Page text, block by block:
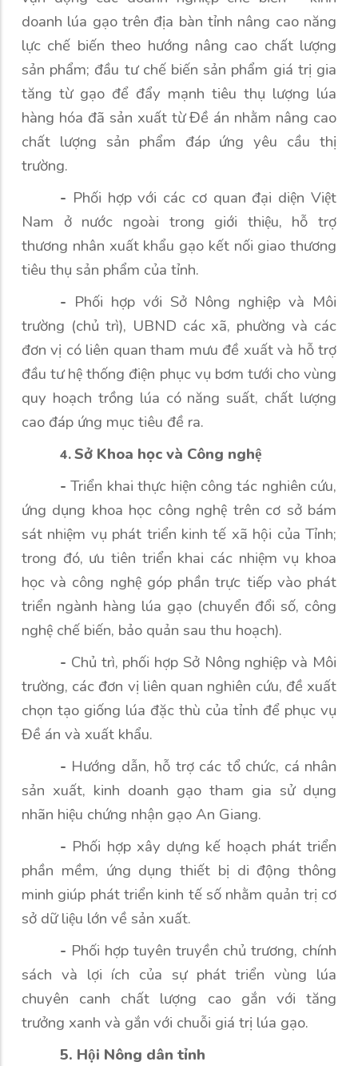
doanh lúa gạo trên địa bàn tỉnh nâng cao năng
lực chế biến theo hướng nâng cao chất lượng
sản phẩm; đầu tư chế biến sản phẩm giá trị gia
tăng từ gạo để đẩy mạnh tiêu thụ lượng lúa
hàng hóa đã sản xuất từ Đề án nhằm nâng cao
chất lượng sản phẩm đáp ứng yêu cầu thị
trường.
- Phối hợp với các cơ quan đại diện Việt
Nam ở nước ngoài trong giới thiệu, hỗ trợ
thương nhân xuất khẩu gạo kết nối giao thương
tiêu thụ sản phẩm của tỉnh.
- Phối hợp với Sở Nông nghiệp và Môi
trường (chủ trì), UBND các xã, phường và các
đơn vị có liên quan tham mưu đề xuất và hỗ trợ
đầu tư hệ thống điện phục vụ bơm tưới cho vùng
quy hoạch trồng lúa có năng suất, chất lượng
cao đáp ứng mục tiêu đề ra.
4.Sở Khoa học và Công nghệ
-Triển khai thực hiện công tác nghiên cứu,
ứng dụng khoa học công nghệ trên cơ sở bám
sát nhiệm vụ phát triển kinh tế xã hội của Tỉnh;
trong đó, ưu tiên triển khai các nhiệm vụ khoa
học và công nghệ góp phần trực tiếp vào phát
triển ngành hàng lúa gạo (chuyển đổi số, công
nghệ chế biến, bảo quản sau thu hoạch).
- Chủ trì, phối hợp Sở Nông nghiệp và Môi
trường, các đơn vị liên quan nghiên cứu, đề xuất
chọn tạo giống lúa đặc thù của tỉnh để phục vụ
Đề án và xuất khẩu.
- Hướng dẫn, hỗ trợ các tổ chức, cá nhân
sản xuất, kinh doanh gạo tham gia sử dụng
nhãn hiệu chứng nhận gạo An Giang.
- Phối hợp xây dựng kế hoạch phát triển
phần mềm, ứng dụng thiết bị di động thông
minh giúp phát triển kinh tế số nhằm quản trị cơ
sở dữ liệu lớn về sản xuất.
- Phối hợp tuyên truyền chủ trương, chính
sách và lợi ích của sự phát triển vùng lúa
chuyên canh chất lượng cao gắn với tăng
trưởng xanh và gắn với chuỗi giá trị lúa gạo.
5. Hội Nông dân tỉnh